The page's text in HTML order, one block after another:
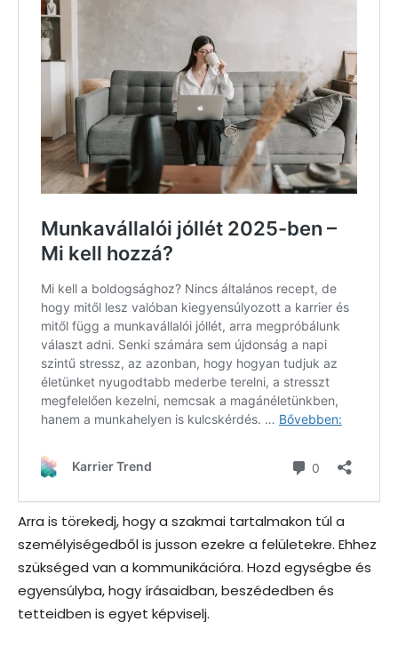
Arra is törekedj, hogy a szakmai tartalmakon túl a
személyiségedből is jusson ezekre a felületekre. Ehhez
szükséged van a kommunikációra. Hozd egységbe és
egyensúlyba, hogy írásaidban, beszédedben és
tetteidben is egyet képviselj.